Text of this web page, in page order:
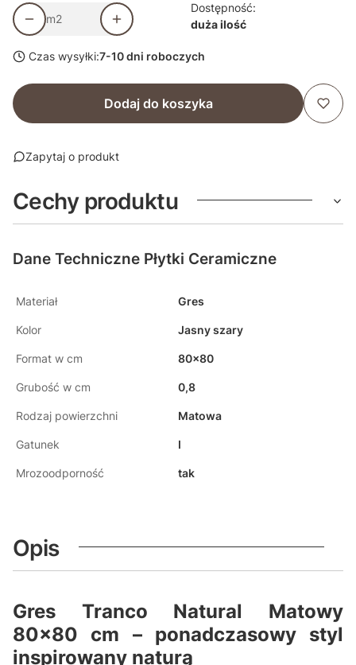
m2
Dostępność:
duża ilość
Czas wysyłki:7-10 dni roboczych
Dodaj do koszyka
Zapytaj o produkt
Cechy produktu
Dane Techniczne Płytki Ceramiczne
Materiał Gres
Kolor Jasny szary
Format w cm 80x80
Grubość w cm 0,8
Rodzaj powierzchni Matowa
Gatunek I
Mrozoodporność tak
Opis
Gres Tranco Natural Matowy
80x80 cm – ponadczasowy styl
inspirowany naturą